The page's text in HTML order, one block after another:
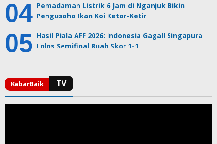
Pemadaman Listrik 6 Jam di Nganjuk Bikin
Pengusaha Ikan Koi Ketar-Ketir
Hasil Piala AFF 2026: Indonesia Gagal! Singapura
Lolos Semifinal Buah Skor 1-1